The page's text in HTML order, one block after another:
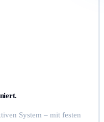
System – mit festen